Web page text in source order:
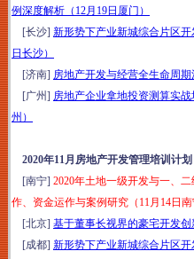
例深度解析（12月19日厦门）
[长沙] 新形势下产业新城综合片区
日长沙）
[济南] 房地产开发与经营全生命周
[广州] 房地产企业拿地投资测算实
州）
2020年11月房地产开发管理培训计划
[南宁] 2020年土地一级开发与一、
作、资金运作与案例研究（11月14日
[北京] 基于董事长视界的豪宅开发
[成都] 新形势下产业新城综合片区